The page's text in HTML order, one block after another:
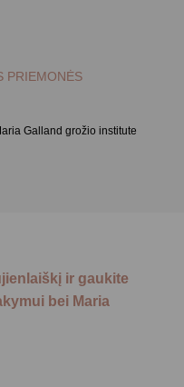
PRIEMONĖS
Galland grožio institute
ir gaukite
bei Maria